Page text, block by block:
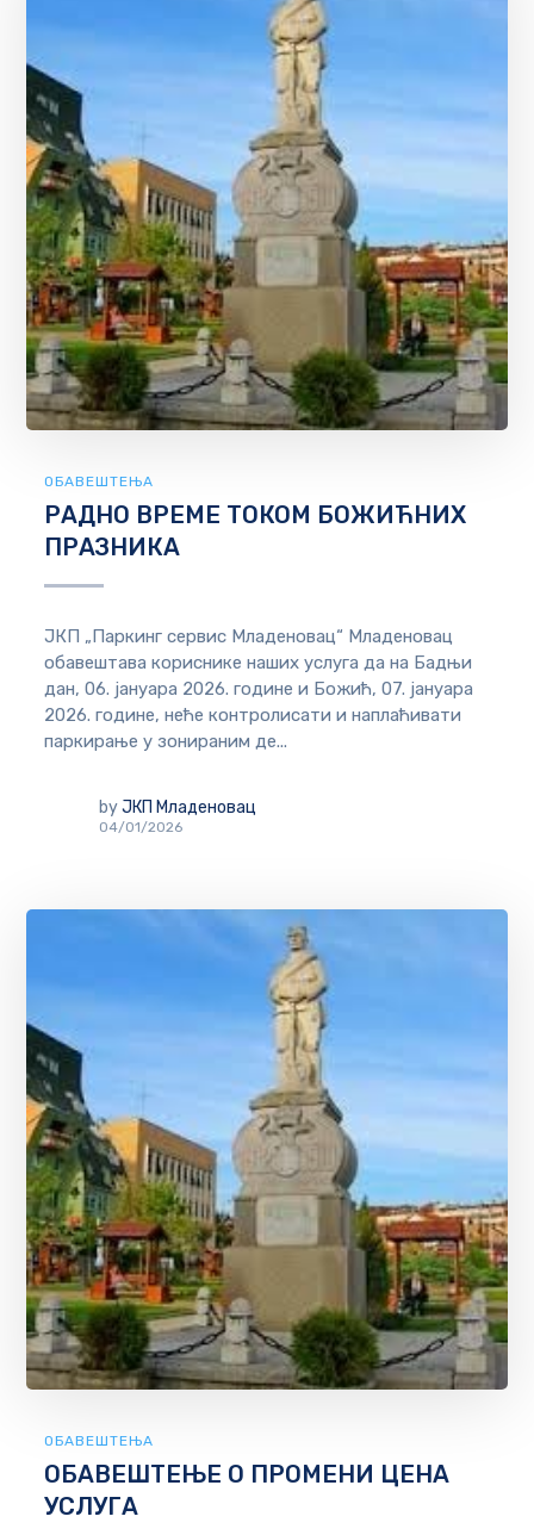
ОБАВЕШТЕЊА
РАДНО ВРЕМЕ ТОКОМ БОЖИЋНИХ
ПРАЗНИКА
ЈКП „Паркинг сервис Младеновац“ Младеновац
обавештава кориснике наших услуга да на Бадњи
дан, 06. јануара 2026. године и Божић, 07. јануара
2026. године, неће контролисати и наплаћивати
паркирање у зонираним де...
by ЈКП Младеновац
04/01/2026
ОБАВЕШТЕЊА
ОБАВЕШТЕЊЕ О ПРОМЕНИ ЦЕНА
УСЛУГА